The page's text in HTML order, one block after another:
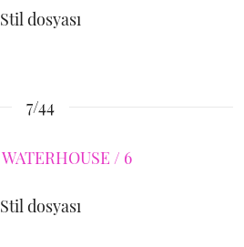
Stil dosyası
7/44
Stil dosyası